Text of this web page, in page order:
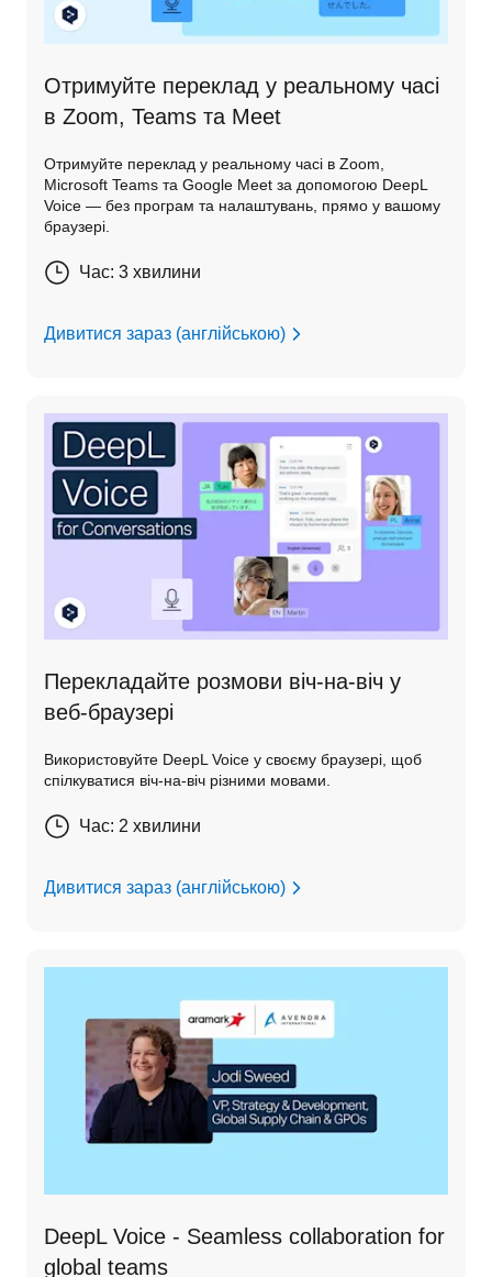
Отримуйте переклад у реальному часі
в Zoom, Teams та Meet
Отримуйте переклад у реальному часі в Zoom,
Microsoft Teams та Google Meet за допомогою DeepL
Voice — без програм та налаштувань, прямо у вашому
браузері.
Час: 3 хвилини
Дивитися зараз (англійською)
Перекладайте розмови віч-на-віч у
веб-браузері
Використовуйте DeepL Voice у своєму браузері, щоб
спілкуватися віч-на-віч різними мовами.
Час: 2 хвилини
Дивитися зараз (англійською)
DeepL Voice - Seamless collaboration for
global teams